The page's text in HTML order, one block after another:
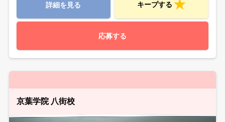
詳細を見る キープする
応募する
京葉学院 八街校